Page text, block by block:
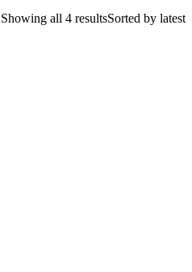
Showing all 4 resultsSorted by latest